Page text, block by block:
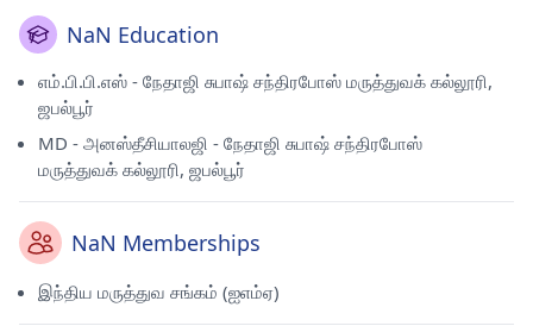
NaN Education
எம்.பி.பி.எஸ் - நேதாஜி சுபாஷ் சந்திரபோஸ் மருத்துவக் கல்லூரி,
ஜபல்பூர்
MD - அனஸ்தீசியாலஜி - நேதாஜி சுபாஷ் சந்திரபோஸ்
மருத்துவக் கல்லூரி, ஜபல்பூர்
NaN Memberships
இந்திய மருத்துவ சங்கம் (ஐஎம்ஏ)